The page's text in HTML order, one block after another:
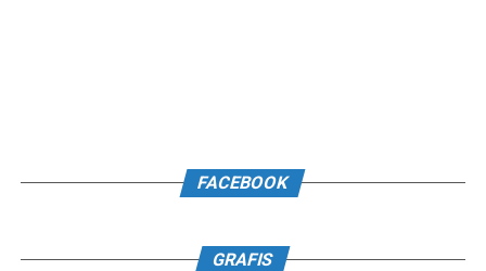
FACEBOOK
GRAFIS